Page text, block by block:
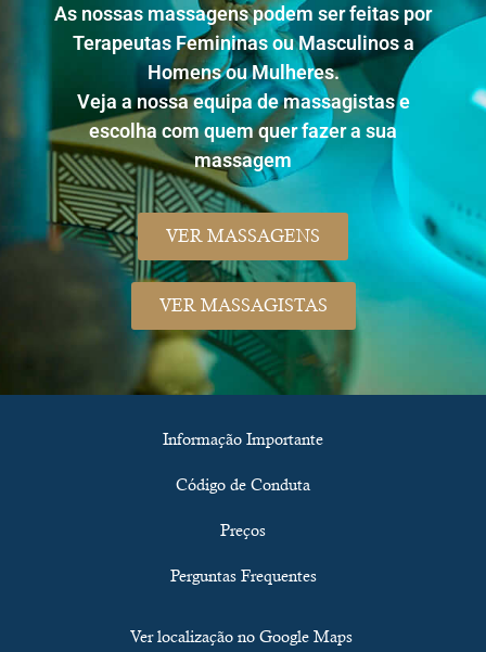
As nossas massagens podem ser feitas por
Terapeutas Femininas ou Masculinos a
Homens ou Mulheres.
Veja a nossa equipa de massagistas e
escolha com quem quer fazer a sua
massagem
VER MASSAGENS
VER MASSAGISTAS
Informação Importante
Código de Conduta
Preços
Perguntas Frequentes
Ver localização no Google Maps